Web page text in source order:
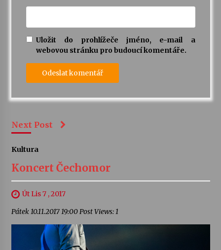
Uložit do prohlížeče jméno, e-mail a
webovou stránku pro budoucí komentáře.
Next Post
Kultura
Koncert Čechomor
Út Lis 7 , 2017
Pátek 10.11.2017 19:00 Post Views: 1